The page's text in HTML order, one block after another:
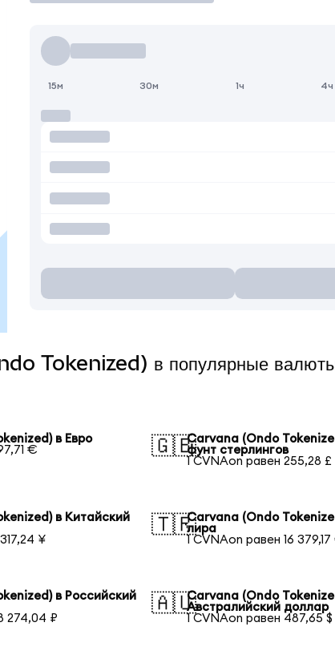
15м 30м 1ч 4ч
Tokenized) в популярные
в Евро
€
🇬🇧Carvana (Ondo
фунт стерлингов
1 CVNAon равен 255,28 £
в Китайский
¥
🇹🇷Carvana (Ondo
лира
1 CVNAon равен 16 379,17
в Российский
274,04 ₽
🇦🇺Carvana (Ondo
Австралийский доллар
1 CVNAon равен 487,65 $